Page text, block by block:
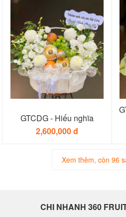
GTCDG - Hiếu nghĩa
2,600,000 đ
Xem thêm, còn 96
CHI NHANH 360